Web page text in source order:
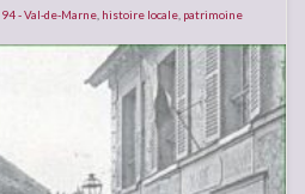
94 - Val-de-Marne histoire locale patrimoine